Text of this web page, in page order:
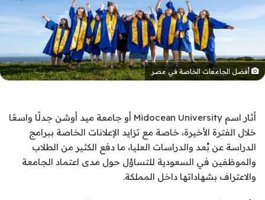
أفضل الجامعات الخاصة في مصر
أثار اسم Midocean University أو جامعة ميد أوشن جدلًا واسعًا
خلال الفترة الأخيرة، خاصة مع تزايد الإعلانات الخاصة ببرامج
الدراسة عن بُعد والدراسات العليا، ما دفع الكثير من الطلاب
والموظفين في السعودية للتساؤل حول مدى اعتماد الجامعة
والاعتراف بشهاداتها داخل المملكة.